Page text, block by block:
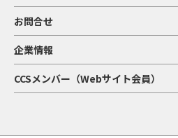
お問合せ
企業情報
CCSメンバー（Webサイト会員）